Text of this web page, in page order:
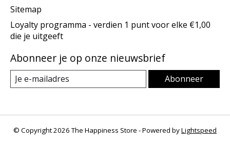
Sitemap
Loyalty programma - verdien 1 punt voor elke €1,00
die je uitgeeft
Abonneer je op onze nieuwsbrief
Abonneer
© Copyright 2026 The Happiness Store - Powered byLightspeed